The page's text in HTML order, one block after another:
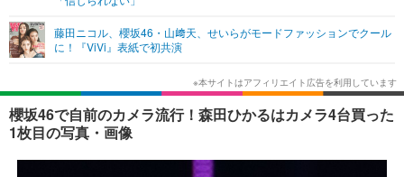
ネタ
ショッピング その他
エンタメTOP
韓国・芸能
音楽 スポーツ
ライフ
ライフTOP グルメ
ペット ショッピング
その他
リリース一覧
プッシュ通知の停止方法
藤田ニコル、櫻坂46・山﨑天、せいらがモードファッションでクール
に！『ViVi』表紙で初共演
櫻坂46で自前のカメラ流行！森田ひかるはカメラ4台買った
1枚目の写真・画像